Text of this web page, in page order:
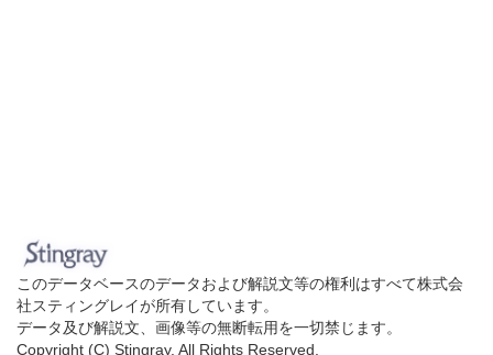
このデータベースのデータおよび解説文等の権利はすべて株式会
社スティングレイが所有しています。
データ及び解説文、画像等の無断転用を一切禁じます。
Copyright (C) Stingray. All Rights Reserved.